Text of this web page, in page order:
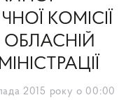
КОМІСІЇ
ОБЛАСНІЙ
2015 року о 00:00